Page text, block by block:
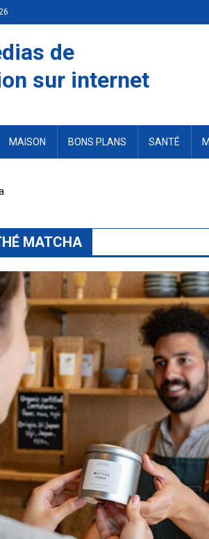
de
sur internet
MAISON BONS PLANS SANTÉ
MATCHA